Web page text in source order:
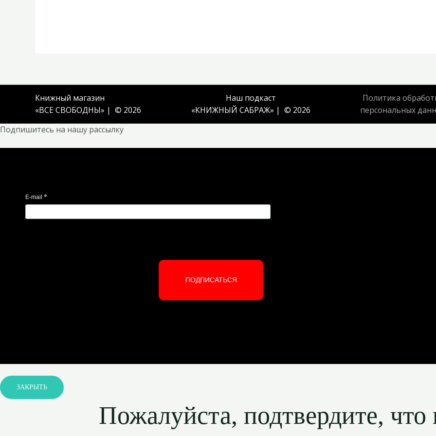
Книжный магазин
«ВСЕ СВОБОДНЫ» | © 2026
Наш подкаст
«КНИЖНЫЙ САБРАЖ» | © 2026
Политика
персональных
Подпишитесь на нашу рассылку
E-mail *
ПОДПИСАТЬСЯ
ЗАКРЫТЬ
Пожалуйста, подтвердите, что